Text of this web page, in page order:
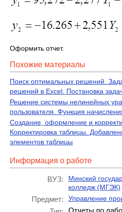
Оформить отчет.
Похожие материалы
Поиск оптимальных решений.
решений в Excel. Постановка
Решение системы нелинейных
пользователя. Функция
Создание, оформление и
Корректировка таблицы.
элементов таблицы
Информация о работе
ВУЗ:
Минский
колледж (МГЭК)
Предмет: Управление
Отчеты по